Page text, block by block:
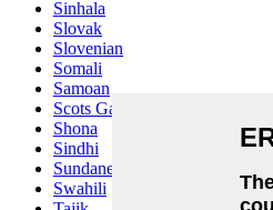
Sinhala
Slovak
Slovenian
Somali
Samoan
Scots Gaelic
Shona
Sindhi
Sundanese
Swahili